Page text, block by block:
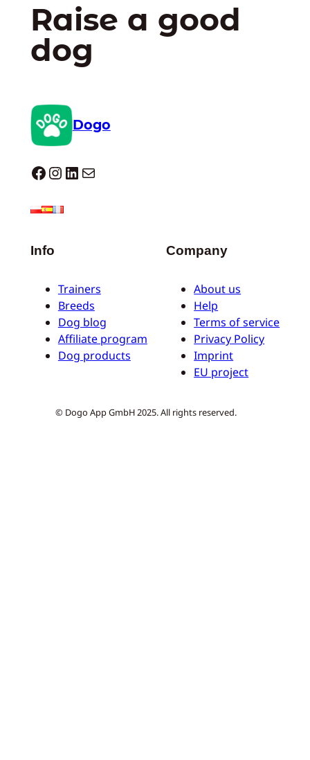
Raise a good
dog
Dogo
Dogo facebook InstagramLinkedIn E-mail
Info
Trainers
Breeds
Dog blog
Affiliate program
Dog products
Company
About us
Help
Terms of service
Privacy Policy
Imprint
EU project
© Dogo App GmbH 2025. All rights reserved.